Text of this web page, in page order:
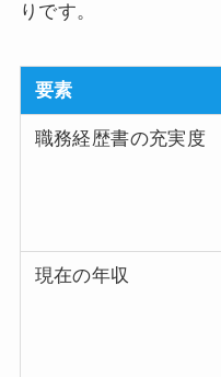
りです。
要素
職務経歴書の充実度
現在の年収